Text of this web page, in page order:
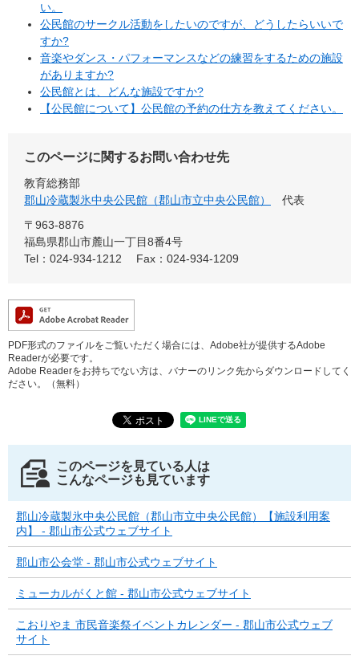
い。
公民館のサークル活動をしたいのですが、どうしたらいいで
すか?
音楽やダンス・パフォーマンスなどの練習をするための施設
がありますか?
公民館とは、どんな施設ですか?
【公民館について】公民館の予約の仕方を教えてください。
このページに関するお問い合わせ先
教育総務部
郡山冷蔵製氷中央公民館（郡山市立中央公民館）
代表
〒963-8876
福島県郡山市麓山一丁目8番4号
Tel：024-934-1212
Fax：024-934-1209
PDF形式のファイルをご覧いただく場合には、Adobe社が提供するAdobe
Readerが必要です。
Adobe Readerをお持ちでない方は、バナーのリンク先からダウンロードしてく
ださい。（無料）
このページを見ている人は
こんなページも見ています
郡山冷蔵製氷中央公民館（郡山市立中央公民館）【施設利用案
内】 - 郡山市公式ウェブサイト
郡山市公会堂 - 郡山市公式ウェブサイト
ミューカルがくと館 - 郡山市公式ウェブサイト
こおりやま 市民音楽祭イベントカレンダー - 郡山市公式ウェブ
サイト